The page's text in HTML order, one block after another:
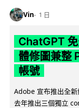
Vin 1 日
ChatGPT
體修圖兼整
帳號
Adobe 宣布推出全
去年推出三個獨立